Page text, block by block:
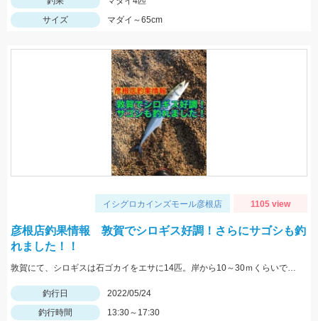
サイズ
マダイ～65cm
イシグロカインズモール彦根店 1105 view
彦根店釣果情報 敦賀でシロギス好調！さらにサゴシも釣
れました！！
敦賀にて、シロギスは石ゴカイをエサに14匹。岸から10～30ｍくらいでもよく当たる。夕方にサゴシがヒット、ルアーはレンジバイブ55。
釣行日
2022/05/24
釣行時間
13:30～17:30